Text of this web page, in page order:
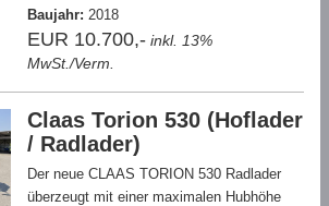
Baujahr: 2018
EUR 10.700,- inkl. 13%
MwSt./Verm.
Claas Torion 530 (Hoflader
/ Radlader)
Der neue CLAAS TORION 530 Radlader
überzeugt mit einer maximalen Hubhöhe